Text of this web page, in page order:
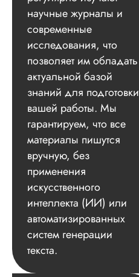
научные журналы и
современные
исследования, что
позволяет им обладать
актуальной базой
знаний для подготовки
вашей работы. Мы
гарантируем, что все
материалы пишутся
вручную, без
применения
искусственного
интеллекта (ИИ) или
автоматизированных
систем генерации
текста.